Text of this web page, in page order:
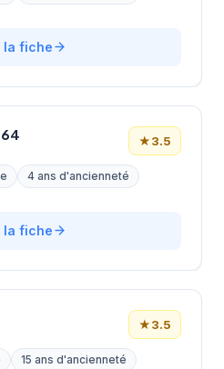
la fiche
★3.5
4 ans d'ancienneté
la fiche
★3.5
15 ans d'ancienneté